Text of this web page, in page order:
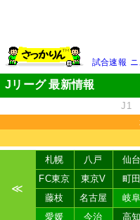
試合速報
Jリーグ 最新情報
J1
≪
札幌 八戸 仙台
FC東京
東京V 町田
藤枝
名古屋 岐阜
愛媛
今治 高知